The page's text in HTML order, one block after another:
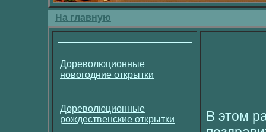
На главную
Дореволюционные
новогодние открытки
Дореволюционные
рождественские открытки
В этом